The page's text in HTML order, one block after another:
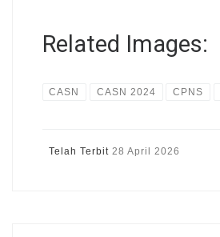
Related Images:
CASN CASN 2024 CPNS
Telah Terbit 28 April 2026